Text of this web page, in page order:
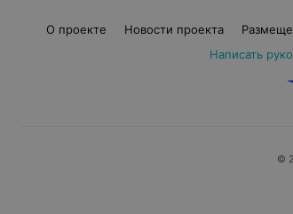
О проекте Новости проекта
Написать
©